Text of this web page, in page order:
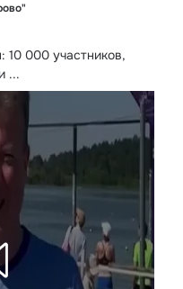
10 000 участников,
...